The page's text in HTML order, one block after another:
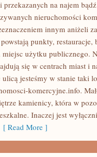
przekazanych na najem
nieruchomości
innym aniżeli
punkty,
użytku publicznego.
się w centrach miast i
ulicą jesteśmy w stanie taki
komercyjne.info.
kamienicy, która w
Inaczej jest
[ Read More ]